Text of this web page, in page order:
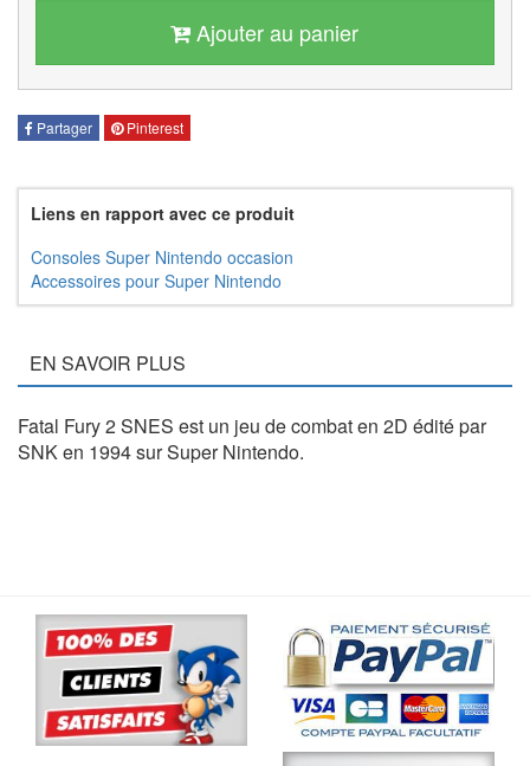
Ajouter au panier
Partager Pinterest
Liens en rapport avec ce produit
Consoles Super Nintendo occasion
Accessoires pour Super Nintendo
EN SAVOIR PLUS
Fatal Fury 2 SNES est un jeu de combat en 2D édité par
SNK en 1994 sur Super Nintendo.